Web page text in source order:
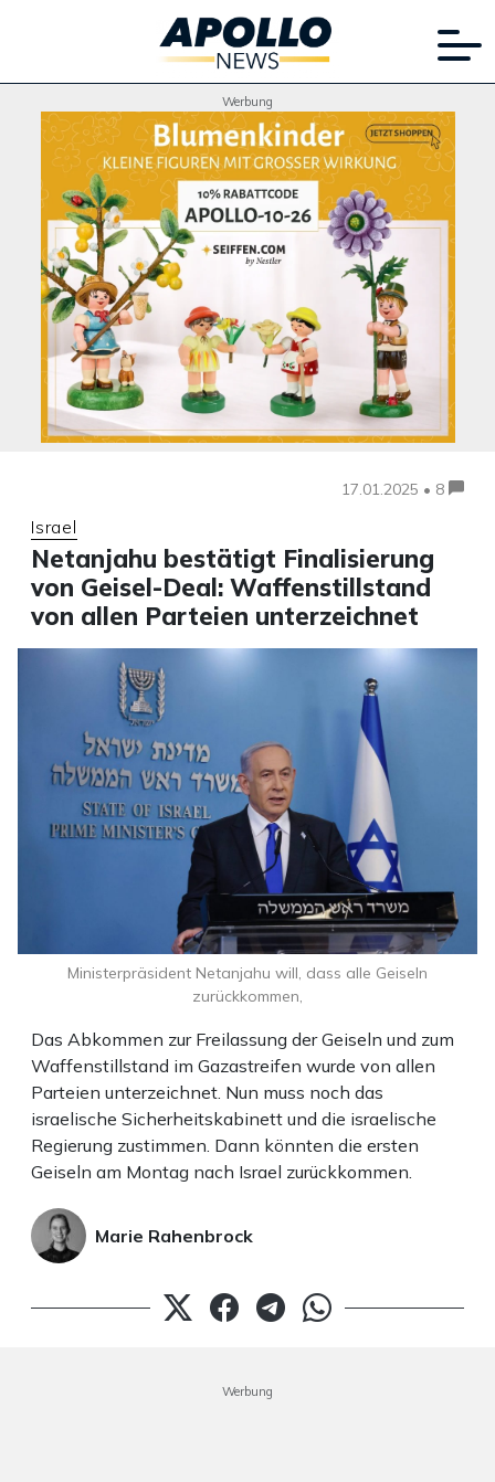
Werbung
17.01.2025 • 8
Israel
Netanjahu bestätigt Finalisierung
von Geisel-Deal: Waffenstillstand
von allen Parteien unterzeichnet
Das Abkommen zur Freilassung der Geiseln und zum
Waffenstillstand im Gazastreifen wurde von allen
Parteien unterzeichnet. Nun muss noch das
israelische Sicherheitskabinett und die israelische
Regierung zustimmen. Dann könnten die ersten
Geiseln am Montag nach Israel zurückkommen.
Marie Rahenbrock
Ministerpräsident Netanjahu will, dass alle Geiseln
zurückkommen,
Werbung